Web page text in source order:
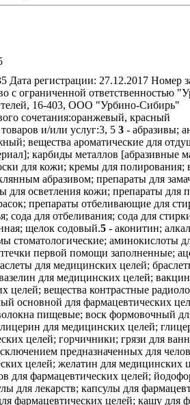
Дата регистрации: 27.12.2017 Номер
с ограниченной ответственностью
16-403, ООО "Урбино-Сибирь"
сочетания:оранжевый, красный
и/или услуг:3, 5 3 - абразивы;
вещества ароматические для
карбиды металлов [абразивные
для кожи; кремы для полирования;
абразивом; препараты для
для осветления кожи; препараты для
препараты отбеливающие для
сода для отбеливания; сода для
щелок содовый.5 - аконитин; алкалоиды для медицинских целей; альгинаты для фармацевтических целей; альдегиды для фармацевтических целей; амальгамы зубные из золота; амальгамы стоматологические; аминокислоты для ветеринарных целей; аминокислоты для медицинских целей; анальгетики; анестетики; антибиотики; антисептики; аптечки дорожные заполненные; аптечки первой помощи заполненные; ацетат алюминия для фармацевтических целей; ацетаты для фармацевтических целей; бальзамы для медицинских целей; бандажи перевязочные; браслеты для медицинских целей; браслеты противоревматические; бром для фармацевтических целей; бумага для горчичников; бумага реактивная для медицинских или ветеринарных целей; вазелин для медицинских целей; вакцины; ванны кислородные; вата антисептическая; вата асептическая; вата гигроскопическая; вата для медицинских целей; вата хлопковая для медицинских целей; вещества контрастные радиологические для медицинских целей; вещества питательные для микроорганизмов; вещества радиоактивные для медицинских целей; висмут азотно-кислый основной для фармацевтических целей; вода мелиссовая для фармацевтических целей; вода морская для лечебных ванн; воды